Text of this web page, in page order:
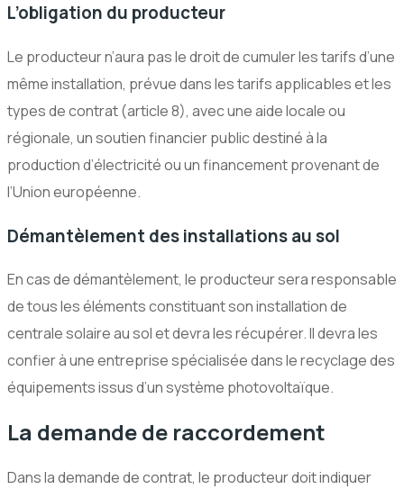
L’obligation du producteur
Le producteur n’aura pas le droit de cumuler les tarifs d’une
même installation, prévue dans les tarifs applicables et les
types de contrat (article 8), avec une aide locale ou
régionale, un soutien financier public destiné à la
production d’électricité ou un financement provenant de
l’Union européenne.
Démantèlement des installations au sol
En cas de démantèlement, le producteur sera responsable
de tous les éléments constituant son installation de
centrale solaire au sol et devra les récupérer. Il devra les
confier à une entreprise spécialisée dans le recyclage des
équipements issus d’un système photovoltaïque.
La demande de raccordement
Dans la demande de contrat, le producteur doit indiquer